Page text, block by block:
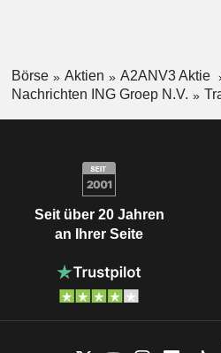
Börse Aktien
A2ANV3 Aktie
Nachrichten ING Groep N.V.
Seit über 20 Jahren
an Ihrer Seite